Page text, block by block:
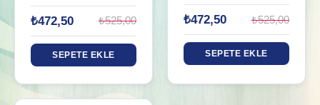
Fasikülleri
₺472,50 ₺525,00
SEPETE EKLE
Fasikülleri
₺472,50 ₺525,00
SEPETE EKLE